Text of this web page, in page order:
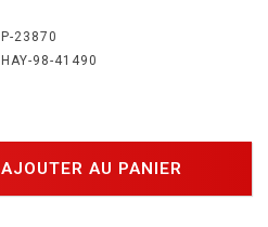
P-23870
HAY-98-41490
AJOUTER AU PANIER